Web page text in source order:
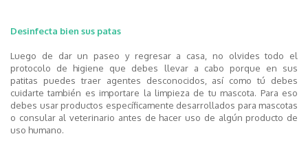
Desinfecta bien sus patas
Luego de dar un paseo y regresar a casa, no olvides todo el
protocolo de higiene que debes llevar a cabo porque en sus
patitas puedes traer agentes desconocidos , así como tú debes
cuidarte también es importare la limpieza de tu mascota. Para eso
debes usar productos específicamente desarrollados para mascotas
o consular al veterinario antes de hacer uso de algún producto de
uso humano.